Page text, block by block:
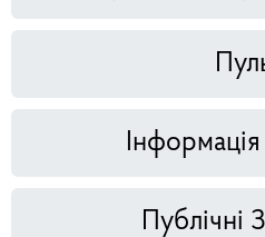
Публічні